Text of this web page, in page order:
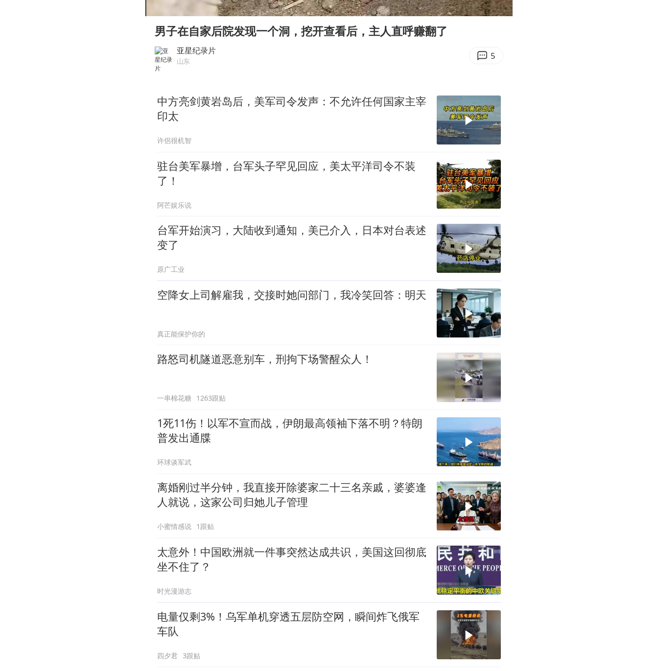
四川宜宾市高县发生4.9级地震
台湾海峡南口北上船舶实施交通管制
向鹏0-3不敌张本智和
00:00 00:43
Enter
男子在自家后院发现一个洞，挖开查看后，主人直呼赚翻了
亚星纪录片
山东 5
中方亮剑黄岩岛后，美军司令发声：不允许任何国家主宰
印太
许侶很机智
驻台美军暴增，台军头子罕见回应，美太平洋司令不装
了！
阿芒娱乐说
台军开始演习，大陆收到通知，美已介入，日本对台表述
变了
原广工业
空降女上司解雇我，交接时她问部门，我冷笑回答：明天
真正能保护你的
路怒司机隧道恶意别车，刑拘下场警醒众人！
一串棉花糖 1263跟贴
1死11伤！以军不宣而战，伊朗最高领袖下落不明？特朗
普发出通牒
环球谈军武
离婚刚过半分钟，我直接开除婆家二十三名亲戚，婆婆逢
人就说，这家公司归她儿子管理
小蜜情感说 1跟贴
太意外！中国欧洲就一件事突然达成共识，美国这回彻底
坐不住了？
时光漫游志
电量仅剩3%！乌军单机穿透五层防空网，瞬间炸飞俄军
车队
四夕君 3跟贴